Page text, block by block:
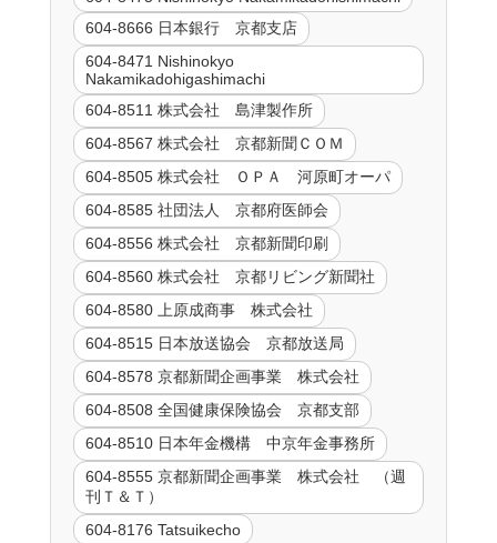
604-8666 日本銀行 京都支店
604-8471 Nishinokyo
Nakamikadohigashimachi
604-8511 株式会社 島津製作所
604-8567 株式会社 京都新聞ＣＯＭ
604-8505 株式会社 ＯＰＡ 河原町オーパ
604-8585 社団法人 京都府医師会
604-8556 株式会社 京都新聞印刷
604-8560 株式会社 京都リビング新聞社
604-8580 上原成商事 株式会社
604-8515 日本放送協会 京都放送局
604-8578 京都新聞企画事業 株式会社
604-8508 全国健康保険協会 京都支部
604-8510 日本年金機構 中京年金事務所
604-8555 京都新聞企画事業 株式会社 （週
刊Ｔ＆Ｔ）
604-8176 Tatsuikecho